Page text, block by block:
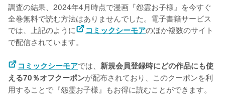
調査の結果、2024年4月時点で漫画『怨霊お子様』を今すぐ
全巻無料で読む方法はありませんでした。電子書籍サービス
では、上記のように
コミックシーモアのほか複数のサイト
で配信されています。
コミックシーモアでは、 新規会員登録時にどの作品にも使
える70％オフクーポンが配布されており、このクーポンを利
用することで『怨霊お子様』もお得に読むことができます。